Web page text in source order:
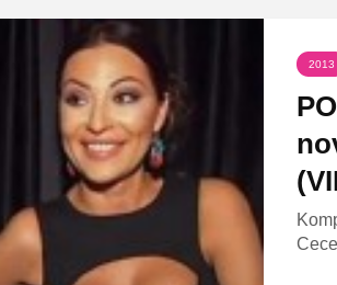
2013